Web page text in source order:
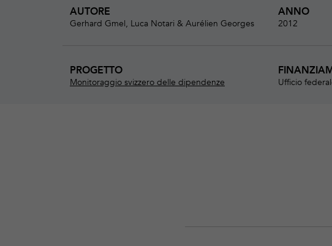
AUTORE
Gerhard Gmel, Luca Notari & Aurélien Georges
ANNO
2012
PROGETTO
Monitoraggio svizzero delle dipendenze
Ufficio